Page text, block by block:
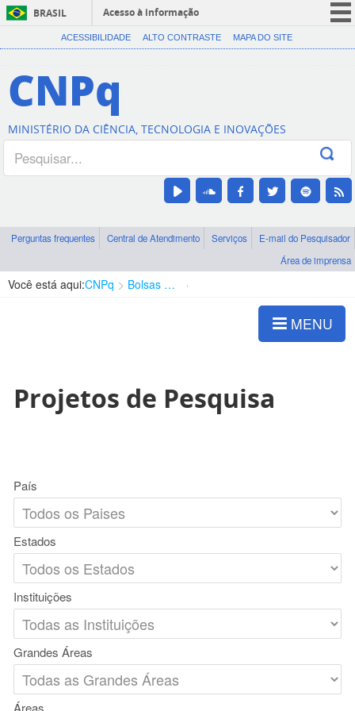
BRASIL
Acesso à informação
CORONAVÍRUS (COVID-19)
Canais
ACESSIBILIDADE ALTO CONTRASTE MAPA DO SITE
CNPq
MINISTÉRIO DA CIÊNCIA, TECNOLOGIA E INOVAÇÕES
Perguntas frequentes Central de Atendimento Serviços
E-mail do Pesquisador
Área de imprensa
Você está aqui:CNPq Bolsas e Auxílios Vigentes
MENU
Projetos de Pesquisa
País
Estados
Instituições
Grandes Áreas
Áreas